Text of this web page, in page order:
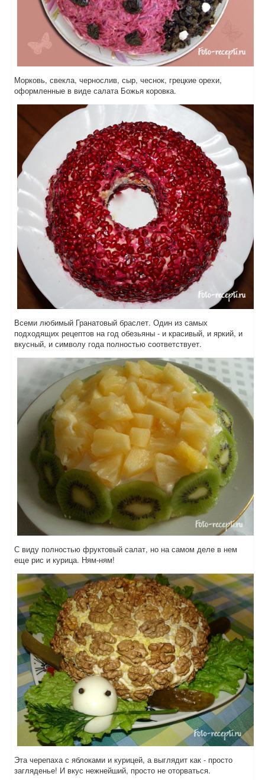
Морковь, свекла, чернослив, сыр, чеснок, грецкие орехи,
оформленные в виде салата Божья коровка.
Всеми любимый Гранатовый браслет. Один из самых
подходящих рецептов на год обезьяны - и красивый, и яркий, и
вкусный, и символу года полностью соответствует.
С виду полностью фруктовый салат, но на самом деле в нем
еще рис и курица. Ням-ням!
Эта черепаха с яблоками и курицей, а выглядит как - просто
загляденье! И вкус нежнейший, просто не оторваться.